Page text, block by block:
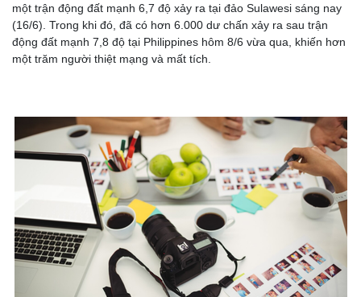
một trận động đất mạnh 6,7 độ xảy ra tại đảo Sulawesi sáng nay
(16/6). Trong khi đó, đã có hơn 6.000 dư chấn xảy ra sau trận
động đất mạnh 7,8 độ tại Philippines hôm 8/6 vừa qua, khiến hơn
một trăm người thiệt mạng và mất tích.